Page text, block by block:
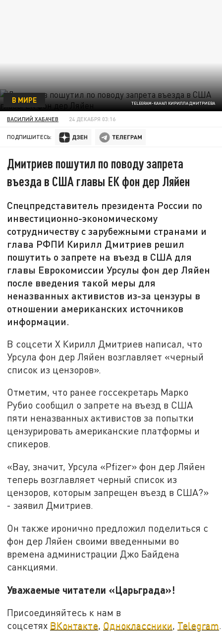
TELEGRAM-КАНАЛ КИРИЛЛА ДМИТРИЕВА
В МИРЕ
ВАСИЛИЙ ХАБАЧЕВ 24 ДЕКАБРЯ 03:16
ПОДПИШИТЕСЬ:
Дмитриев пошутил по поводу запрета
въезда в США главы ЕК фон дер Ляйен
Спецпредставитель президента России по
инвестиционно-экономическому
сотрудничеству с зарубежными странами и
глава РФПИ Кирилл Дмитриев решил
пошутить о запрете на въезд в США для
главы Еврокомиссии Урсулы фон дер Ляйен
после введения такой меры для
неназванных активистов из-за цензуры в
отношении американских источников
информации.
В соцсети X Кирилл Дмитриев написал, что
Урсула фон дер Ляйен возглавляет «черный
список из цензоров».
Отметим, что ранее госсекретарь Марко
Рубио сообщил о запрете на въезд в США
пяти неназванных активистов за попытки
цензурировать американские платформы и
спикеров.
«Вау, значит, Урсула «Pfizer» фон дер Ляйен
теперь возглавляет черный список из
цензоров, которым запрещен въезд в США?»
- заявил Дмитриев.
Он также иронично предложил поделиться с
фон дер Ляйен своими введенными во
времена администрации Джо Байдена
санкциями.
Уважаемые читатели «Царьграда»!
Присоединяйтесь к нам в
соцсетях ВКонтакте, Одноклассники, Telegram.